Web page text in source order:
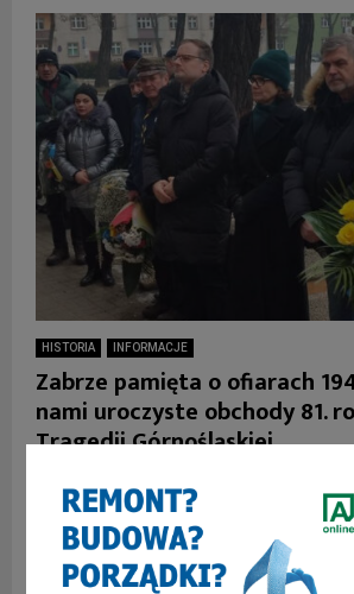
HISTORIA INFORMACJE
Zabrze pamięta o ofiarach
nami uroczyste obchody 81.
Tragedii Górnośląskiej
dramatycznych wydarzeń sprzed ośmiu
odbyły się uroczystości upamiętniające
Górnośląskiej – masowych...